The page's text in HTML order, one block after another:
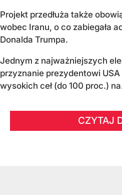
Projekt przedłuża także
wobec Iranu, o co zabiegała
Donalda Trumpa.
Jednym z najważniejszych
przyznanie prezydentowi USA
wysokich ceł (do 100 proc.)
CZYTAJ